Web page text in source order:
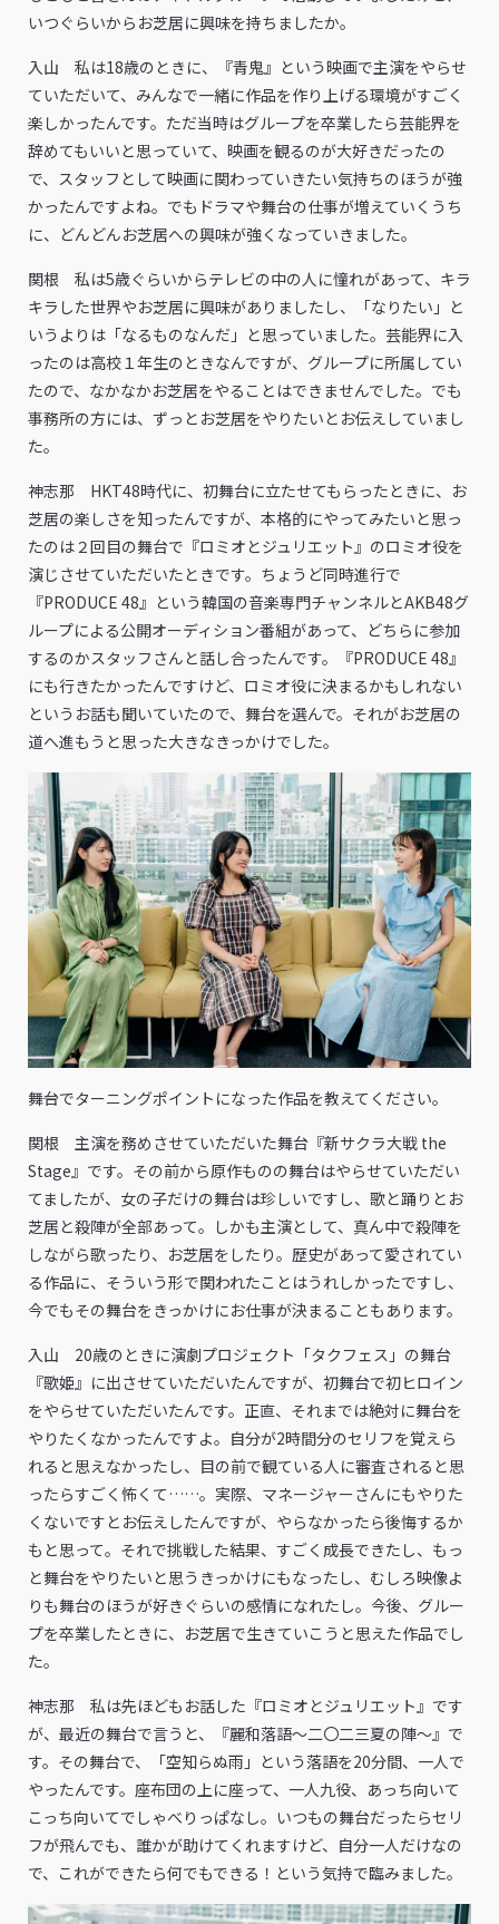
いつぐらいからお芝居に興味を持ちましたか。
入山 私は18歳のときに、『青鬼』という映画で主演をやらせ
ていただいて、みんなで一緒に作品を作り上げる環境がすごく
楽しかったんです。ただ当時はグループを卒業したら芸能界を
辞めてもいいと思っていて、映画を観るのが大好きだったの
で、スタッフとして映画に関わっていきたい気持ちのほうが強
かったんですよね。でもドラマや舞台の仕事が増えていくうち
に、どんどんお芝居への興味が強くなっていきました。
関根 私は5歳ぐらいからテレビの中の人に憧れがあって、キラ
キラした世界やお芝居に興味がありましたし、「なりたい」と
いうよりは「なるものなんだ」と思っていました。芸能界に入
ったのは高校１年生のときなんですが、グループに所属してい
たので、なかなかお芝居をやることはできませんでした。でも
事務所の方には、ずっとお芝居をやりたいとお伝えしていまし
た。
神志那 HKT48時代に、初舞台に立たせてもらったときに、お
芝居の楽しさを知ったんですが、本格的にやってみたいと思っ
たのは２回目の舞台で『ロミオとジュリエット』のロミオ役を
演じさせていただいたときです。ちょうど同時進行で
『PRODUCE 48』という韓国の音楽専門チャンネルとAKB48グ
ループによる公開オーディション番組があって、どちらに参加
するのかスタッフさんと話し合ったんです。『PRODUCE 48』
にも行きたかったんですけど、ロミオ役に決まるかもしれない
というお話も聞いていたので、舞台を選んで。それがお芝居の
道へ進もうと思った大きなきっかけでした。
――舞台でターニングポイントになった作品を教えてください。
関根 主演を務めさせていただいた舞台『新サクラ大戦 the
Stage』です。その前から原作ものの舞台はやらせていただい
てましたが、女の子だけの舞台は珍しいですし、歌と踊りとお
芝居と殺陣が全部あって。しかも主演として、真ん中で殺陣を
しながら歌ったり、お芝居をしたり。歴史があって愛されてい
る作品に、そういう形で関われたことはうれしかったですし、
今でもその舞台をきっかけにお仕事が決まることもあります。
入山 20歳のときに演劇プロジェクト「タクフェス」の舞台
『歌姫』に出させていただいたんですが、初舞台で初ヒロイン
をやらせていただいたんです。正直、それまでは絶対に舞台を
やりたくなかったんですよ。自分が2時間分のセリフを覚えら
れると思えなかったし、目の前で観ている人に審査されると思
ったらすごく怖くて……。実際、マネージャーさんにもやりた
くないですとお伝えしたんですが、やらなかったら後悔するか
もと思って。それで挑戦した結果、すごく成長できたし、もっ
と舞台をやりたいと思うきっかけにもなったし、むしろ映像よ
りも舞台のほうが好きぐらいの感情になれたし。今後、グルー
プを卒業したときに、お芝居で生きていこうと思えた作品でし
た。
神志那 私は先ほどもお話した『ロミオとジュリエット』です
が、最近の舞台で言うと、『麗和落語～二〇二三夏の陣～』で
す。その舞台で、「空知らぬ雨」という落語を20分間、一人で
やったんです。座布団の上に座って、一人九役、あっち向いて
こっち向いてでしゃべりっぱなし。いつもの舞台だったらセリ
フが飛んでも、誰かが助けてくれますけど、自分一人だけなの
で、これができたら何でもできる！という気持で臨みました。